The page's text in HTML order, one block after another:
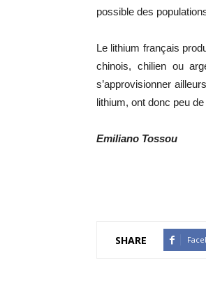
possible des
Le lithium français
chinois, chilien ou
s’approvisionner
lithium, ont donc peu
Emiliano Tossou
SHARE